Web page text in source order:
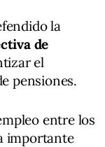
la
de
el
pensiones.
entre los
importante